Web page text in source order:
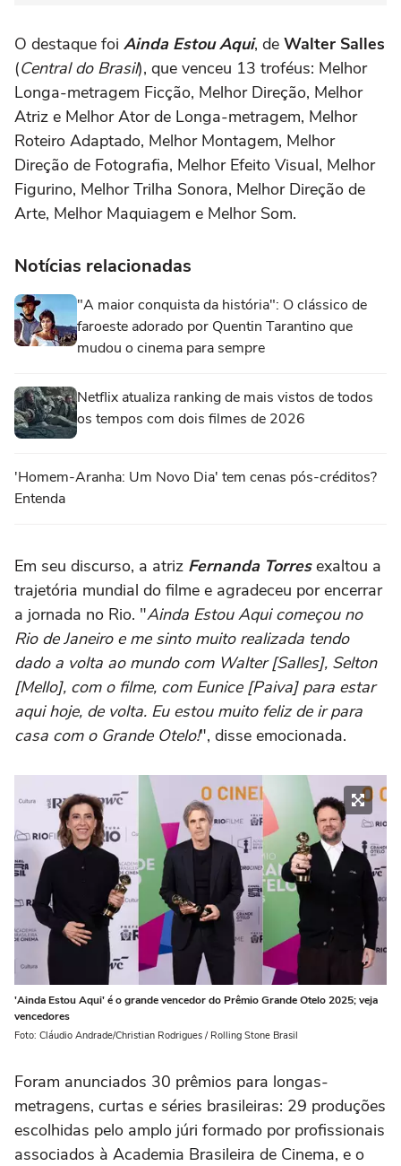
O destaque foi Ainda Estou Aqui, de Walter Salles
(Central do Brasil), que venceu 13 troféus: Melhor
Longa-metragem Ficção, Melhor Direção, Melhor
Atriz e Melhor Ator de Longa-metragem, Melhor
Roteiro Adaptado, Melhor Montagem, Melhor
Direção de Fotografia, Melhor Efeito Visual, Melhor
Figurino, Melhor Trilha Sonora, Melhor Direção de
Arte, Melhor Maquiagem e Melhor Som.
Notícias relacionadas
"A maior conquista da história": O clássico de
faroeste adorado por Quentin Tarantino que
mudou o cinema para sempre
Netflix atualiza ranking de mais vistos de todos
os tempos com dois filmes de 2026
'Homem-Aranha: Um Novo Dia' tem cenas pós-créditos?
Entenda
Em seu discurso, a atriz Fernanda Torresexaltou a
trajetória mundial do filme e agradeceu por encerrar
a jornada no Rio. "Ainda Estou Aqui começou no
Rio de Janeiro e me sinto muito realizada tendo
dado a volta ao mundo com Walter [Salles], Selton
[Mello], com o filme, com Eunice [Paiva] para estar
aqui hoje, de volta. Eu estou muito feliz de ir para
casa com o Grande Otelo!", disse emocionada.
'Ainda Estou Aqui' é o grande vencedor do Prêmio Grande Otelo 2025; veja
vencedores
Foto: Cláudio Andrade/Christian Rodrigues / Rolling Stone Brasil
Foram anunciados 30 prêmios para longas-
metragens, curtas e séries brasileiras: 29 produções
escolhidas pelo amplo júri formado por profissionais
associados à Academia Brasileira de Cinema, e o